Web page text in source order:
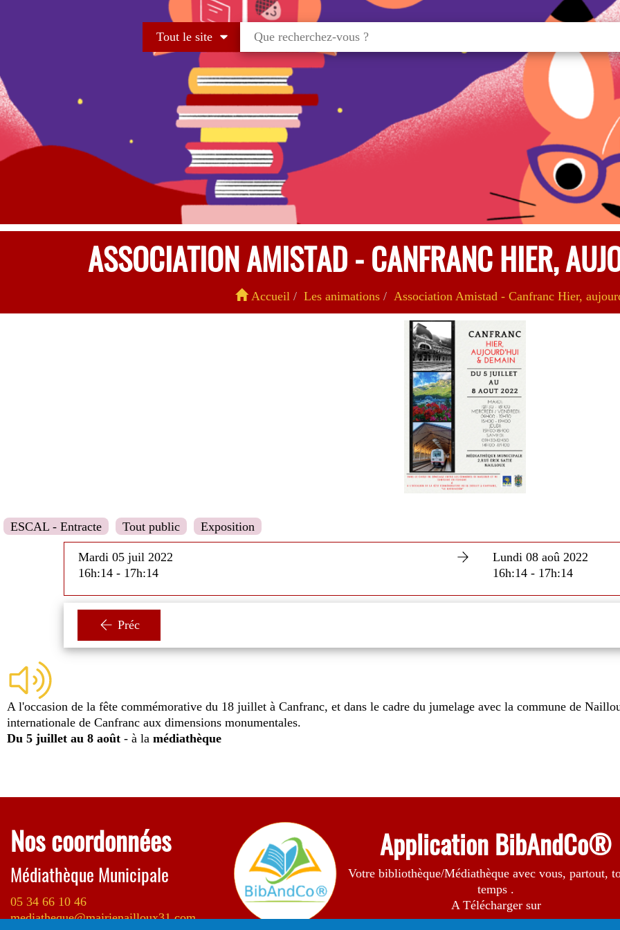
Tout le site
ASSOCIATION AMISTAD - CANFRANC HIER,
Accueil Les animations Association Amistad - Canfranc Hier,
ESCAL - Entracte Tout public Exposition
Mardi 05 juil 2022
16h:14 - 17h:14
Lundi 08 aoû 2022
16h:14 - 17h:14
Préc
A l'occasion de la fête commémorative du 18 juillet à Canfranc, et dans le cadre du jumelage avec la commune de
internationale de Canfranc aux dimensions monumentales.
Du 5 juillet au 8 août - à la médiathèque
Nos coordonnées
Médiathèque Municipale
05 34 66 10 46
mediatheque@mairienailloux31.com
Application BibAndCo®
Votre bibliothèque/Médiathèque avec vous, partout,
temps .
A Télécharger sur